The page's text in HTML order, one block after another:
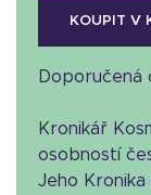
KOUPIT V
Doporučená
Kronikář
osobností
Jeho